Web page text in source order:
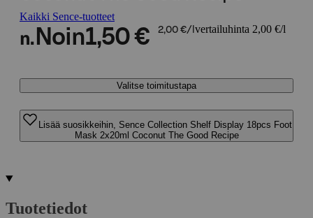
Kaikki Sence-tuotteet
n. Noin1,50 € 2,00 €/l vertailuhinta 2,00 €/l
Valitse toimitustapa
Lisää suosikkeihin, Sence Collection Shelf Display 18pcs Foot
Mask 2x20ml Coconut The Good Recipe
Tuotetiedot